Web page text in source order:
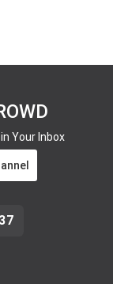
Your Inbox